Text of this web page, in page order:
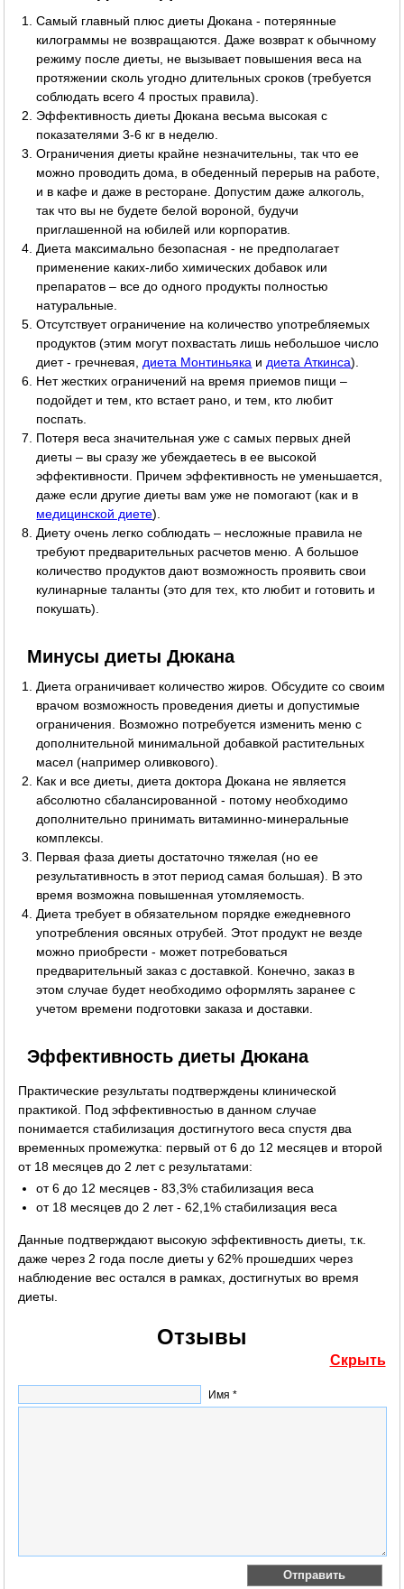
Самый главный плюс диеты Дюкана - потерянные
килограммы не возвращаются. Даже возврат к обычному
режиму после диеты, не вызывает повышения веса на
протяжении сколь угодно длительных сроков (требуется
соблюдать всего 4 простых правила).
Эффективность диеты Дюкана весьма высокая с
показателями 3-6 кг в неделю.
Ограничения диеты крайне незначительны, так что ее
можно проводить дома, в обеденный перерыв на работе,
и в кафе и даже в ресторане. Допустим даже алкоголь,
так что вы не будете белой вороной, будучи
приглашенной на юбилей или корпоратив.
Диета максимально безопасная - не предполагает
применение каких-либо химических добавок или
препаратов – все до одного продукты полностью
натуральные.
Отсутствует ограничение на количество употребляемых
продуктов (этим могут похвастать лишь небольшое число
диет - гречневая, диета Монтиньяка и диета Аткинса).
Нет жестких ограничений на время приемов пищи –
подойдет и тем, кто встает рано, и тем, кто любит
поспать.
Потеря веса значительная уже с самых первых дней
диеты – вы сразу же убеждаетесь в ее высокой
эффективности. Причем эффективность не уменьшается,
даже если другие диеты вам уже не помогают (как и в
медицинской диете).
Диету очень легко соблюдать – несложные правила не
требуют предварительных расчетов меню. А большое
количество продуктов дают возможность проявить свои
кулинарные таланты (это для тех, кто любит и готовить и
покушать).
Минусы диеты Дюкана
Диета ограничивает количество жиров. Обсудите со своим
врачом возможность проведения диеты и допустимые
ограничения. Возможно потребуется изменить меню с
дополнительной минимальной добавкой растительных
масел (например оливкового).
Как и все диеты, диета доктора Дюкана не является
абсолютно сбалансированной - потому необходимо
дополнительно принимать витаминно-минеральные
комплексы.
Первая фаза диеты достаточно тяжелая (но ее
результативность в этот период самая большая). В это
время возможна повышенная утомляемость.
Диета требует в обязательном порядке ежедневного
употребления овсяных отрубей. Этот продукт не везде
можно приобрести - может потребоваться
предварительный заказ с доставкой. Конечно, заказ в
этом случае будет необходимо оформлять заранее с
учетом времени подготовки заказа и доставки.
Эффективность диеты Дюкана
Практические результаты подтверждены клинической
практикой. Под эффективностью в данном случае
понимается стабилизация достигнутого веса спустя два
временных промежутка: первый от 6 до 12 месяцев и второй
от 18 месяцев до 2 лет с результатами:
от 6 до 12 месяцев - 83,3% стабилизация веса
от 18 месяцев до 2 лет - 62,1% стабилизация веса
Данные подтверждают высокую эффективность диеты, т.к.
даже через 2 года после диеты у 62% прошедших через
наблюдение вес остался в рамках, достигнутых во время
диеты.
Отзывы
Скрыть
Имя *